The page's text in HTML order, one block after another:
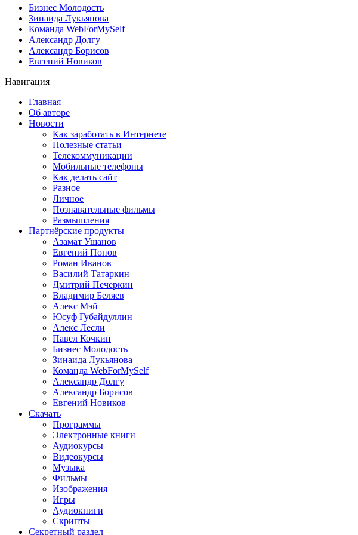
Бизнес Молодость
Зинаида Лукьянова
Команда WebForMySelf
Александр Долгу
Александр Борисов
Евгений Новиков
Навигация
Главная
Об авторе
Новости
Как заработать в Интернете
Полезные статьи
Телекоммуникации
Мобильные телефоны
Как делать сайт
Разное
Личное
Познавательные фильмы
Размышления
Партнёрские продукты
Азамат Ушанов
Евгений Попов
Роман Иванов
Василий Татаркин
Дмитрий Печеркин
Владимир Беляев
Алекс Мэй
Юсуф Губайдуллин
Алекс Лесли
Павел Кочкин
Бизнес Молодость
Зинаида Лукьянова
Команда WebForMySelf
Александр Долгу
Александр Борисов
Евгений Новиков
Скачать
Программы
Электронные книги
Аудиокурсы
Видеокурсы
Музыка
Фильмы
Изображения
Игры
Аудиокниги
Скрипты
Секретный раздел